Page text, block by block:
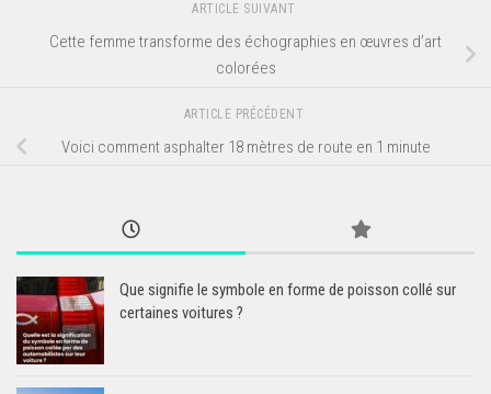
ARTICLE SUIVANT
Cette femme transforme des échographies en œuvres d’art
colorées
ARTICLE PRÉCÉDENT
Voici comment asphalter 18 mètres de route en 1 minute
Que signifie le symbole en forme de poisson collé sur
certaines voitures ?